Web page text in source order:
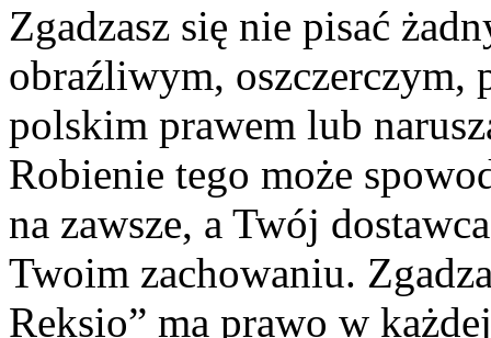
Zgadzasz się nie pisać
obraźliwym, oszczerczym,
polskim prawem lub
Robienie tego może
na zawsze, a Twój
Twoim zachowaniu.
Reksio” ma prawo w